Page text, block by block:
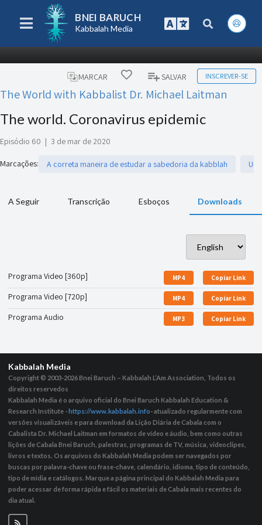
BNEI BARUCH
Kabbalah Media
MARCAR SALVAR INSCREVER-SE
The World with Kabbalist Dr. Michael Laitman
The world. Coronavirus epidemic
Episódio 60 | 3 de mar de 2020
Marcações: A correta maneira de estudar a sabedoria da kabblah
A Seguir Transcrição Esboços Downloads
Programa Video [360p] MP4 Copiar Link
Programa Video [720p] MP4 Copiar Link
Programa Audio MP3 Copiar Link
Kabbalah Media
Copyright © 2003-2026Bnei Baruch – Kabbalah L’Am Association, Todos os
direitos reservedos
Kabbalah Media é o arquivo oficial do Bnei Baruch Kabbalah Education &
Research Institute - https://www.kabbalah.info- atualizado regularmente com
versões visualizáveis ​​e para download da Lição Diária de Cabala com o
Cabalista Dr. Michael Laitman em formatos de vídeo e áudio, bem como outras
lições de Cabala Bnei Baruch, palestras, programas de TV, música, videoclipes,
livros e textos. Os arquivos do Kabbalah Media podem ser navegados por
buscas por palavra-chave ou frase-chave, calendário, idioma, tipo de conteúdo,
tipo de mídia e catálogos. Marque a página principal do Kabbalah Media para
poder acessar de forma rápida e fácil os materiais de Cabala mais recentes do
dia atual.